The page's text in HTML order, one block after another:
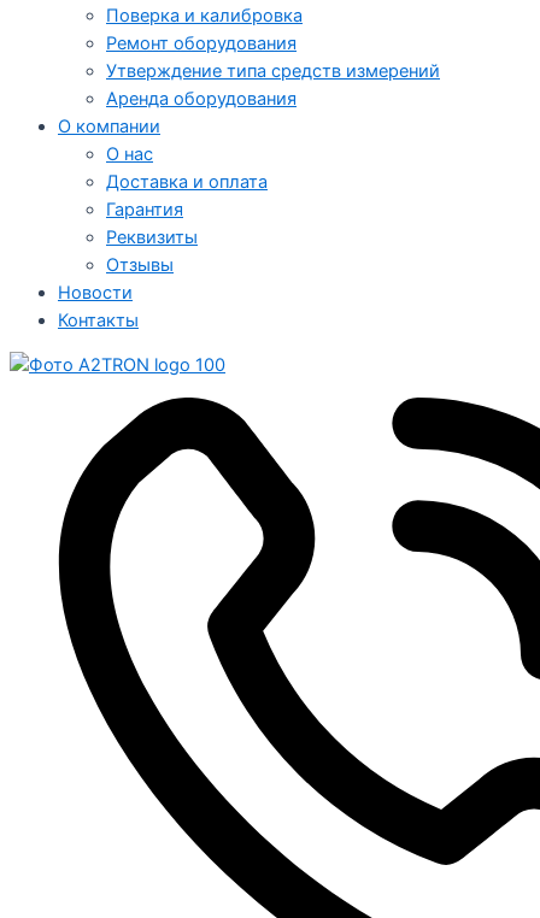
Поверка и калибровка
Ремонт оборудования
Утверждение типа средств измерений
Аренда оборудования
О компании
О нас
Доставка и оплата
Гарантия
Реквизиты
Отзывы
Новости
Контакты